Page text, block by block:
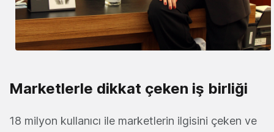
Marketlerle dikkat çeken iş birliği
18 milyon kullanıcı ile marketlerin ilgisini çeken ve